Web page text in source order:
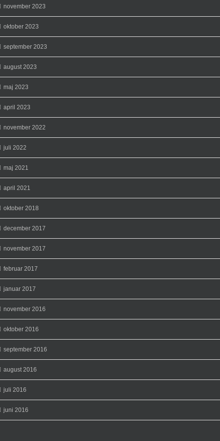
november 2023
oktober 2023
september 2023
august 2023
maj 2023
april 2023
november 2022
juli 2022
maj 2021
april 2021
oktober 2018
december 2017
november 2017
februar 2017
januar 2017
november 2016
oktober 2016
september 2016
august 2016
juli 2016
juni 2016